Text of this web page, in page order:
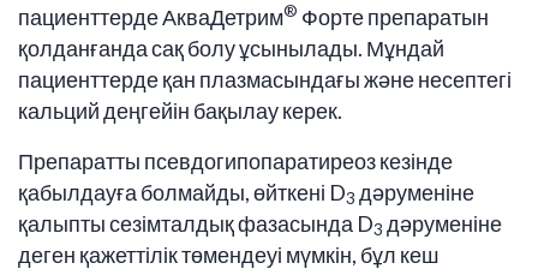
пациенттерде АкваДетрим® Форте препаратын
қолданғанда сақ болу ұсынылады. Мұндай
пациенттерде қан плазмасындағы және несептегі
кальций деңгейін бақылау керек.
Препаратты псевдогипопаратиреоз кезінде
қабылдауға болмайды, өйткені D3 дәруменіне
қалыпты сезімталдық фазасында D3 дәруменіне
деген қажеттілік төмендеуі мүмкін, бұл кеш